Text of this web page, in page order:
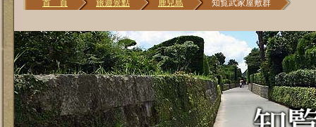
首 頁 旅遊景點 鹿兒島 知覧武家屋敷群